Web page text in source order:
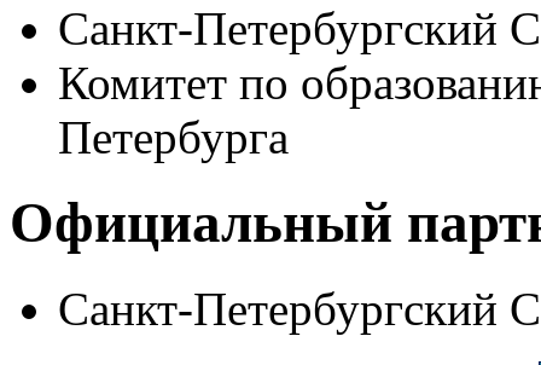
Санкт-Петербургский
Комитет по
Петербурга
Официальный
Санкт-Петербургский